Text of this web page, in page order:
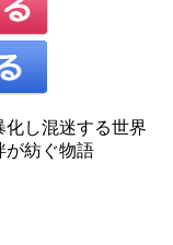
化し混迷する世界
が紡ぐ物語